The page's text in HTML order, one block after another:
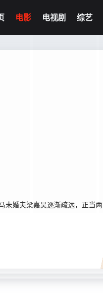
电影 电视剧 综艺
未婚夫梁嘉昊逐渐疏远，正当两